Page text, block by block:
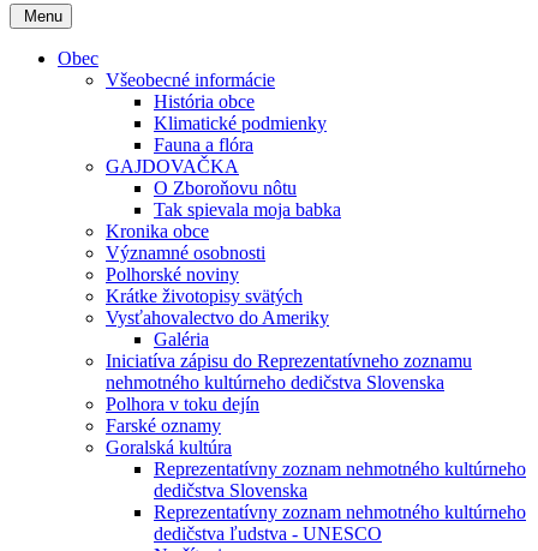
Menu
Obec
Všeobecné informácie
História obce
Klimatické podmienky
Fauna a flóra
GAJDOVAČKA
O Zboroňovu nôtu
Tak spievala moja babka
Kronika obce
Významné osobnosti
Polhorské noviny
Krátke životopisy svätých
Vysťahovalectvo do Ameriky
Galéria
Iniciatíva zápisu do Reprezentatívneho zoznamu
nehmotného kultúrneho dedičstva Slovenska
Polhora v toku dejín
Farské oznamy
Goralská kultúra
Reprezentatívny zoznam nehmotného kultúrneho
dedičstva Slovenska
Reprezentatívny zoznam nehmotného kultúrneho
dedičstva ľudstva - UNESCO